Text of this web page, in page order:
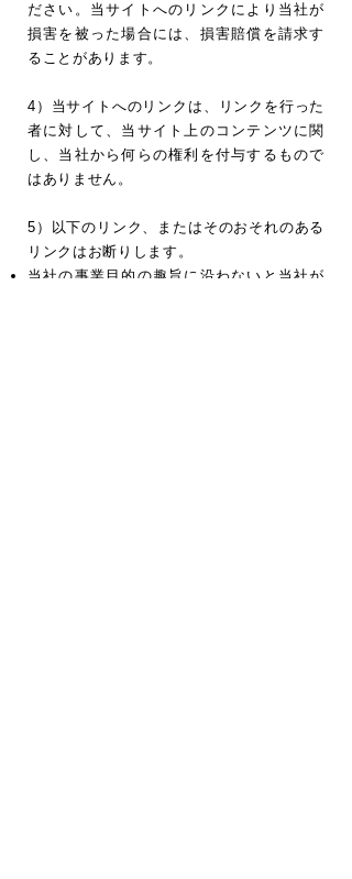
ださい。当サイトへのリンクにより当社が
損害を被った場合には、損害賠償を請求す
ることがあります。
4）当サイトへのリンクは、リンクを行った
者に対して、当サイト上のコンテンツに関
し、当社から何らの権利を付与するもので
はありません。
5）以下のリンク、またはそのおそれのある
リンクはお断りします。
当社の事業目的の趣旨に沿わないと当社が